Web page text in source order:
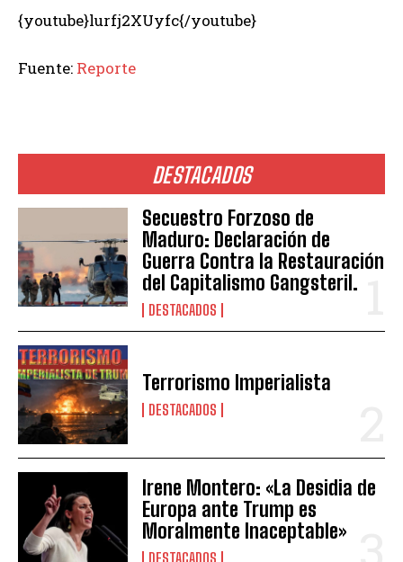
DESTACADOS
Secuestro Forzoso de
Maduro: Declaración de
Guerra Contra la Restauración
del Capitalismo Gangsteril.
DESTACADOS
Terrorismo Imperialista
DESTACADOS
Irene Montero: «La Desidia de
Europa ante Trump es
Moralmente Inaceptable»
DESTACADOS
{youtube}lurfj2XUyfc{/youtube}
Fuente: Reporte